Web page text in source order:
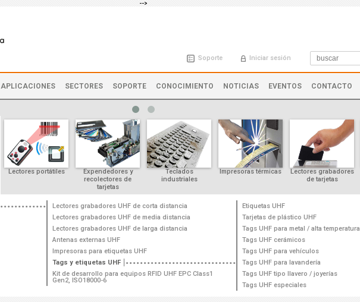
-->
Soporte Iniciar sesión
APLICACIONES SECTORES SOPORTE CONOCIMIENTO NOTICIAS EVENTOS CONTACTO
Lectores portátiles
Expendedores y
recolectores de
tarjetas
Teclados
industriales
Impresoras térmicas
Lectores grabadores
de tarjetas
Lectores grabadores UHF de corta distancia
Lectores grabadores UHF de media distancia
Lectores grabadores UHF de larga distancia
Antenas externas UHF
Impresoras para etiquetas UHF
Tags y etiquetas UHF
Kit de desarrollo para equipos RFID UHF EPC Class1
Gen2, ISO18000-6
Etiquetas UHF
Tarjetas de plástico UHF
Tags UHF para metal / alta temperatura
Tags UHF cerámicos
Tags UHF para vehículos
Tags UHF para lavandería
Tags UHF tipo llavero / joyerías
Tags UHF especiales